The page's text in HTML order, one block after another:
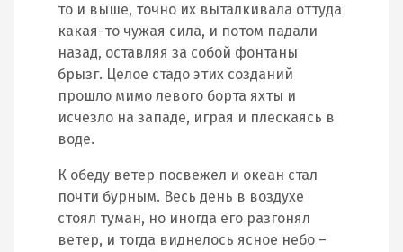
то и выше, точно их выталкивала оттуда
какая-то чужая сила, и потом падали
назад, оставляя за собой фонтаны
брызг. Целое стадо этих созданий
прошло мимо левого борта яхты и
исчезло на западе, играя и плескаясь в
воде.
К обеду ветер посвежел и океан стал
почти бурным. Весь день в воздухе
стоял туман, но иногда его разгонял
ветер, и тогда виднелось ясное небо –